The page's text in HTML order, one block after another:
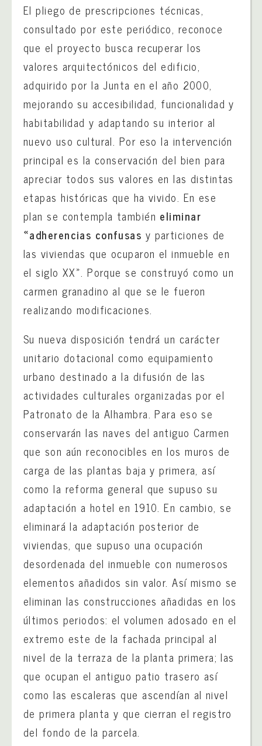
El pliego de prescripciones técnicas,
consultado por este periódico, reconoce
que el proyecto busca recuperar los
valores arquitectónicos del edificio,
adquirido por la Junta en el año 2000,
mejorando su accesibilidad, funcionalidad y
habitabilidad y adaptando su interior al
nuevo uso cultural. Por eso la intervención
principal es la conservación del bien para
apreciar todos sus valores en las distintas
etapas históricas que ha vivido. En ese
plan se contempla también eliminar
«adherencias confusas y particiones de
las viviendas que ocuparon el inmueble en
el siglo XX». Porque se construyó como un
carmen granadino al que se le fueron
realizando modificaciones.
Su nueva disposición tendrá un carácter
unitario dotacional como equipamiento
urbano destinado a la difusión de las
actividades culturales organizadas por el
Patronato de la Alhambra. Para eso se
conservarán las naves del antiguo Carmen
que son aún reconocibles en los muros de
carga de las plantas baja y primera, así
como la reforma general que supuso su
adaptación a hotel en 1910. En cambio, se
eliminará la adaptación posterior de
viviendas, que supuso una ocupación
desordenada del inmueble con numerosos
elementos añadidos sin valor. Así mismo se
eliminan las construcciones añadidas en los
últimos periodos: el volumen adosado en el
extremo este de la fachada principal al
nivel de la terraza de la planta primera; las
que ocupan el antiguo patio trasero así
como las escaleras que ascendían al nivel
de primera planta y que cierran el registro
del fondo de la parcela.